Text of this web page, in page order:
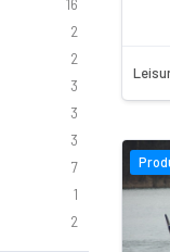
16
2
2
3
3
3
7
1
2